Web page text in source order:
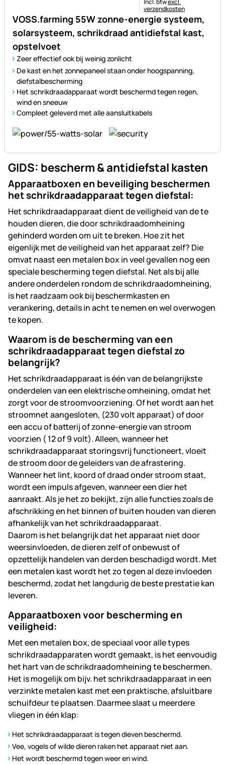
VOSS.farming 55W zonne-energie systeem,
solarsysteem, schrikdraad antidiefstal kast,
opstelvoet
Zeer effectief ook bij weinig zonlicht
De kast en het zonnepaneel staan onder hoogspanning,
diefstalbescherming
Het schrikdraadapparaat wordt beschermd tegen regen,
wind en sneeuw
Compleet geleverd met alle aansluitkabels
Incl. btwexcl.
verzendkosten
GIDS: bescherm & antidiefstal kasten
Apparaatboxen en beveiliging beschermen
het schrikdraadapparaat tegen diefstal:
Het schrikdraadapparaat dient de veiligheid van de te
houden dieren, die door schrikdraadomheining
gehinderd worden om uit te breken. Hoe zit het
eigenlijk met de veiligheid van het apparaat zelf? Die
omvat naast een metalen box in veel gevallen nog een
speciale bescherming tegen diefstal. Net als bij alle
andere onderdelen rondom de schrikdraadomheining,
is het raadzaam ook bij beschermkasten en
verankering, details in acht te nemen en wel overwogen
te kopen.
Waarom is de bescherming van een
schrikdraadapparaat tegen diefstal zo
belangrijk?
Het schrikdraadapparaat is één van de belangrijkste
onderdelen van een elektrische omheining, omdat het
zorgt voor de stroomvoorziening. Of het wordt aan het
stroomnet aangesloten, (230 volt apparaat) of door
een accu of batterij of zonne-energie van stroom
voorzien ( 12 of 9 volt). Alleen, wanneer het
schrikdraadapparaat storingsvrij functioneert, vloeit
de stroom door de geleiders van de afrastering.
Wanneer het lint, koord of draad onder stroom staat,
wordt een impuls afgeven, wanneer een dier het
aanraakt. Als je het zo bekijkt, zijn alle functies zoals de
afschrikking en het binnen of buiten houden van dieren
afhankelijk van het schrikdraadapparaat.
Daarom is het belangrijk dat het apparaat niet door
weersinvloeden, de dieren zelf of onbewust of
opzettelijk handelen van derden beschadigd wordt. Met
een metalen kast wordt het zo tegen al deze invloeden
beschermd, zodat het langdurig de beste prestatie kan
leveren.
Apparaatboxen voor bescherming en
veiligheid:
Met een metalen box, de speciaal voor alle types
schrikdraadapparaten wordt gemaakt, is het eenvoudig
het hart van de schrikdraadomheining te beschermen.
Het is mogelijk om bijv. het schrikdraadapparaat in een
verzinkte metalen kast met een praktische, afsluitbare
schuifdeur te plaatsen. Daarmee slaat u meerdere
vliegen in één klap:
Het schrikdraadapparaat is tegen dieven beschermd.
Vee, vogels of wilde dieren raken het apparaat niet aan.
Het wordt beschermd tegen weer en wind.